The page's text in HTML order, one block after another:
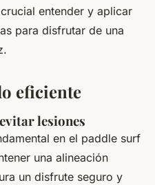
entender y aplicar
para disfrutar de una
eficiente
lesiones
en el paddle surf
una alineación
un disfrute seguro y